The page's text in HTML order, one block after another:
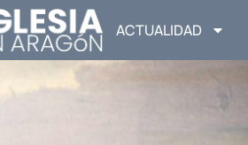
ACTUALIDAD